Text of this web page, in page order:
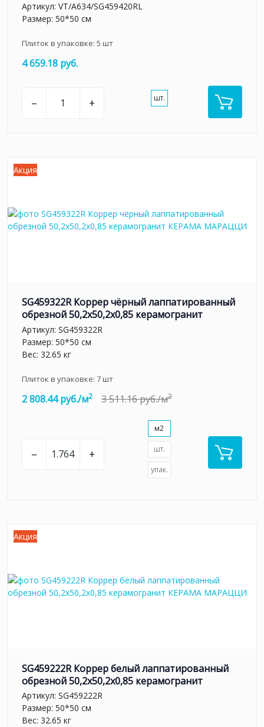
Артикул: VT/A634/SG459420RL
Размер: 50*50 см
Плиток в упаковке: 5 шт
4 659.18 руб.
– + шт.
Акция
SG459322R Коррер чёрный лаппатированный
обрезной 50,2x50,2x0,85 керамогранит
Артикул: SG459322R
Размер: 50*50 см
Вес: 32.65 кг
Плиток в упаковке: 7шт
2 808.44 руб./м2 3 511.16 руб./м2
– +
м2
шт.
упак.
Акция
SG459222R Коррер белый лаппатированный
обрезной 50,2x50,2x0,85 керамогранит
Артикул: SG459222R
Размер: 50*50 см
Вес: 32.65 кг